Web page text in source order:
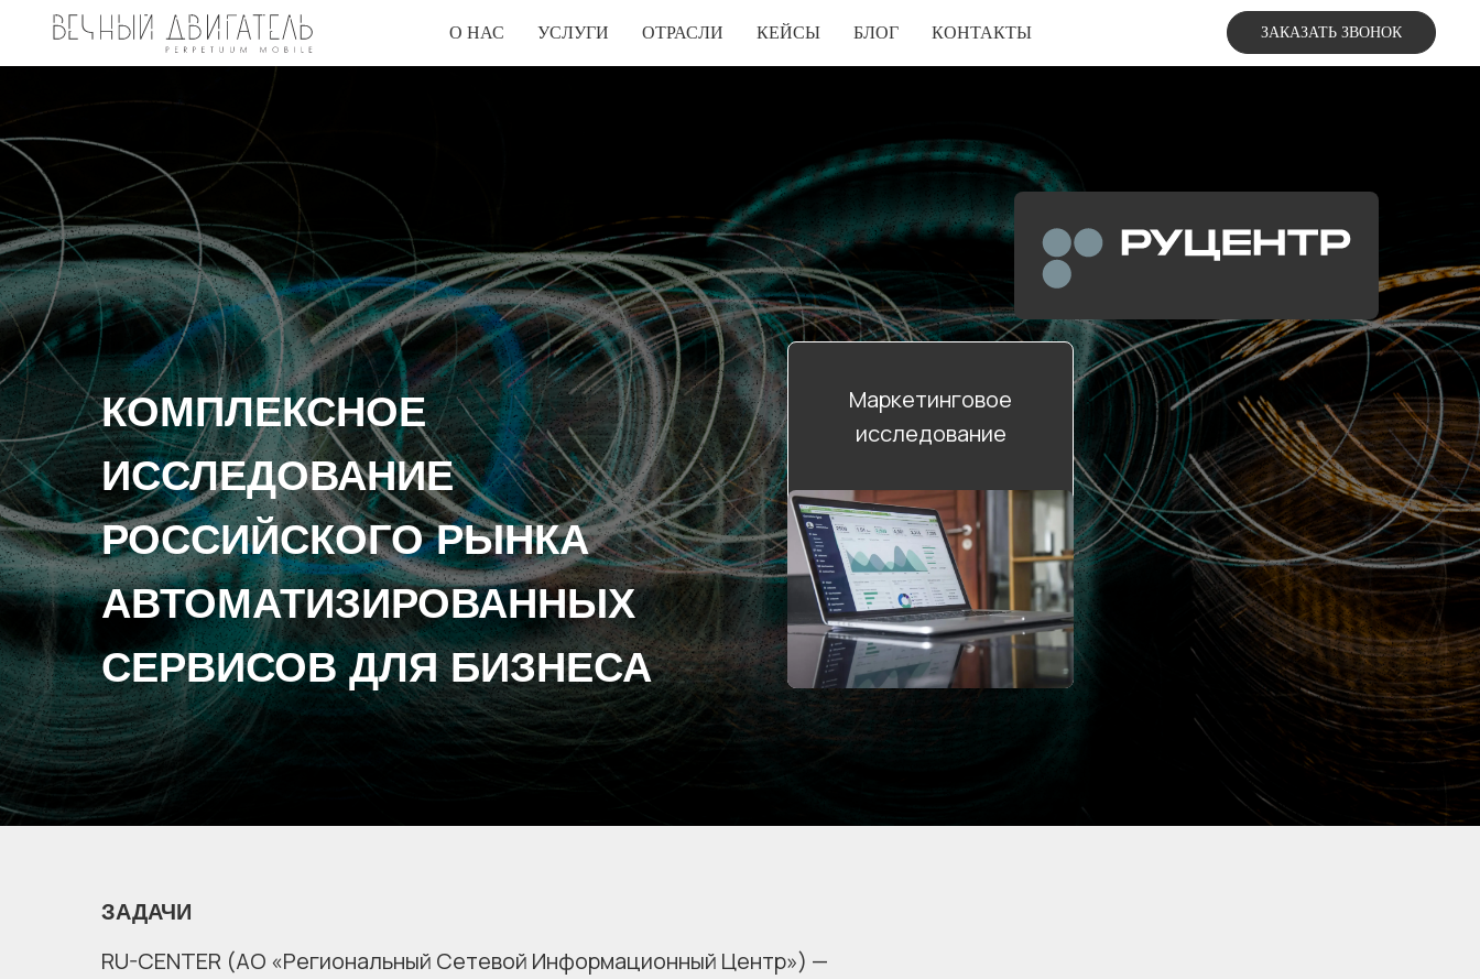
О НАС УСЛУГИ ОТРАСЛИ КЕЙСЫ БЛОГ КОНТАКТЫ ЗАКАЗАТЬ ЗВОНОК
КОМПЛЕКСНОЕ
ИССЛЕДОВАНИЕ
РОССИЙСКОГО РЫНКА
АВТОМАТИЗИРОВАННЫХ
СЕРВИСОВ ДЛЯ БИЗНЕСА
Маркетинговое
исследование
RU-CENTER (АО «Региональный Сетевой Информационный Центр») —
ЗАДАЧИ